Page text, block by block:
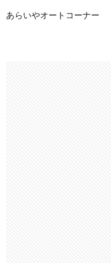
あらいやオートコーナー